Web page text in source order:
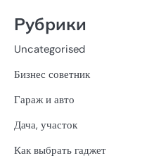
Рубрики
Uncategorised
Бизнес советник
Гараж и авто
Дача, участок
Как выбрать гаджет